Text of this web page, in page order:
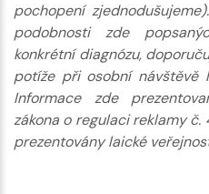
pochopení
podobnosti zde
konkrétní diagnózu,
potíže při osobní návštěvě
Informace zde
zákona o regulaci reklamy
prezentovány laické